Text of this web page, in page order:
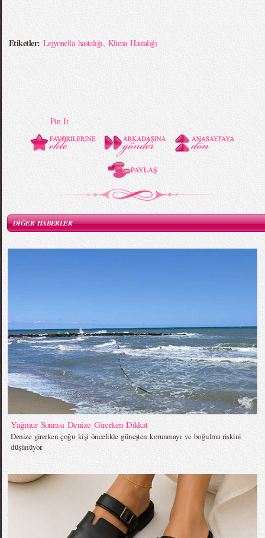
Etiketler: Lejyonella hastalığı, Klima Hastalığı
Pin It
DİĞER HABERLER
Yağmur Sonrası Denize Girerken Dikkat
Denize girerken çoğu kişi öncelikle güneşten korunmayı ve boğulma riskini
düşünüyor.